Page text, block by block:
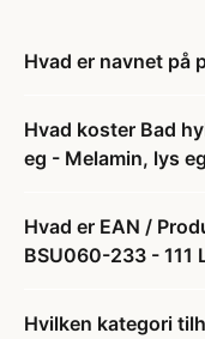
Hvad er navnet på
Hvad koster Bad
eg - Melamin, lys
Hvad er EAN /
BSU060-233 - 111
Hvilken kategori